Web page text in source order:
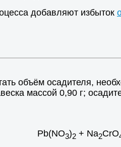
добавляют избыток
объём осадителя,
массой 0,90 г;
Pb(NO3)2 + Na2CrO